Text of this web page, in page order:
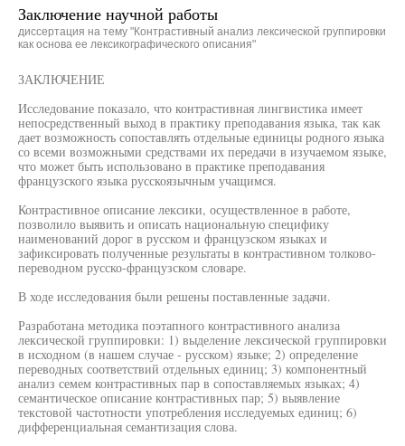
Заключение научной работы
диссертация на тему "Контрастивный анализ лексической группировки
как основа ее лексикографического описания"
ЗАКЛЮЧЕНИЕ
Исследование показало, что контрастивная лингвистика имеет
непосредственный выход в практику преподавания языка, так как
дает возможность сопоставлять отдельные единицы родного языка
со всеми возможными средствами их передачи в изучаемом языке,
что может быть использовано в практике преподавания
французского языка русскоязычным учащимся.
Контрастивное описание лексики, осуществленное в работе,
позволило выявить и описать национальную специфику
наименований дорог в русском и французском языках и
зафиксировать полученные результаты в контрастивном толково-
переводном русско-французском словаре.
В ходе исследования были решены поставленные задачи.
Разработана методика поэтапного контрастивного анализа
лексической группировки: 1) выделение лексической группировки
в исходном (в нашем случае - русском) языке; 2) определение
переводных соответствий отдельных единиц; 3) компонентный
анализ семем контрастивных пар в сопоставляемых языках; 4)
семантическое описание контрастивных пар; 5) выявление
текстовой частотности употребления исследуемых единиц; 6)
дифференциальная семантизация слова.